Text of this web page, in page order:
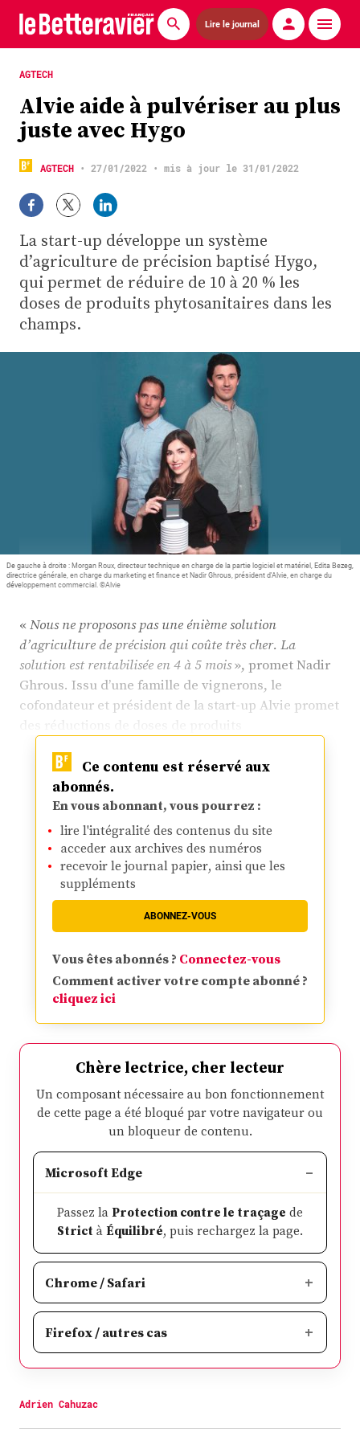
Lire le journal
Actualités
Économie
Agronomie
La technique ITB
Pommes de terre
Guides pratiques
Chasse
AGTECH
Alvie aide à pulvériser au plus
juste avec Hygo
AGTECH • 27/01/2022 • mis à jour le 31/01/2022
La start-up développe un système
d’agriculture de précision baptisé Hygo,
qui permet de réduire de 10 à 20 % les
doses de produits phytosanitaires dans les
champs.
De gauche à droite : Morgan Roux, directeur technique en charge de la partie logiciel et matériel, Edita Bezeg,
directrice générale, en charge du marketing et finance et Nadir Ghrous, président d'Alvie, en charge du
développement commercial. ©Alvie
«Nous ne proposons pas une énième solution
d’agriculture de précision qui coûte très cher. La
solution est rentabilisée en 4 à 5 mois», promet Nadir
Ghrous. Issu d’une famille de vignerons, le
cofondateur et président de la start-up Alvie promet
Ce contenu est réservé aux
abonnés.
En vous abonnant, vous pourrez :
lire l'intégralité des contenus du site
acceder aux archives des numéros
recevoir le journal papier, ainsi que les
suppléments
ABONNEZ-VOUS
Vous êtes abonnés ? Connectez-vous
Comment activer votre compte abonné ?
cliquez ici
Chère lectrice, cher lecteur
Un composant nécessaire au bon fonctionnement
de cette page a été bloqué par votre navigateur ou
un bloqueur de contenu.
Microsoft Edge
Passez laProtection contre le traçage de
StrictàÉquilibré, puis rechargez la page.
Chrome / Safari
Firefox / autres cas
Adrien Cahuzac